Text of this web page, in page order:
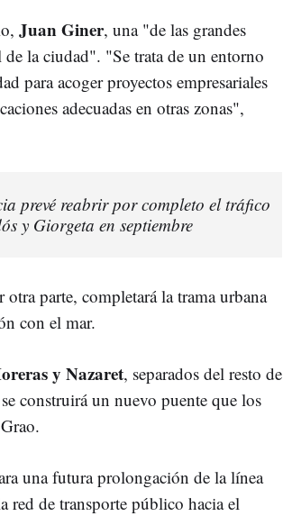
Juan Giner, una "de las grandes
la ciudad". "Se trata de un entorno
para acoger proyectos empresariales
adecuadas en otras zonas",
prevé reabrir por completo el tráfico
y Giorgeta en septiembre
parte, completará la trama urbana
con el mar.
y Nazaret, separados del resto de
construirá un nuevo puente que los
una futura prolongación de la línea
red de transporte público hacia el